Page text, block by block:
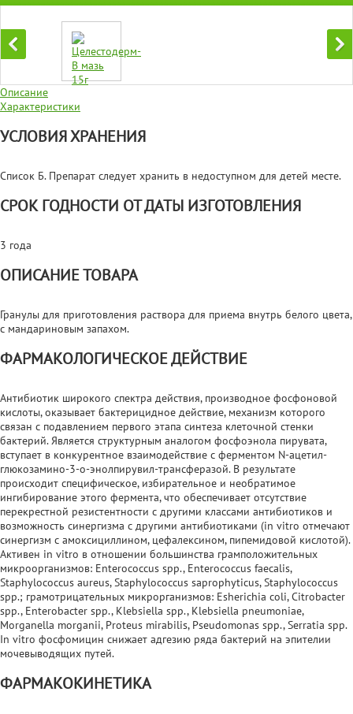
Описание
Характеристики
УСЛОВИЯ ХРАНЕНИЯ
Список Б. Препарат следует хранить в недоступном для детей месте.
СРОК ГОДНОСТИ ОТ ДАТЫ ИЗГОТОВЛЕНИЯ
3 года
ОПИСАНИЕ ТОВАРА
Гранулы для приготовления раствора для приема внутрь белого цвета,
с мандариновым запахом.
ФАРМАКОЛОГИЧЕСКОЕ ДЕЙСТВИЕ
Антибиотик широкого спектра действия, производное фосфоновой
кислоты, оказывает бактерицидное действие, механизм которого
связан с подавлением первого этапа синтеза клеточной стенки
бактерий. Является структурным аналогом фосфоэнола пирувата,
вступает в конкурентное взаимодействие с ферментом N-ацетил-
глюкозамино-3-о-энолпирувил-трансферазой. В результате
происходит специфическое, избирательное и необратимое
ингибирование этого фермента, что обеспечивает отсутствие
перекрестной резистентности с другими классами антибиотиков и
возможность синергизма с другими антибиотиками (in vitro отмечают
синергизм с амоксициллином, цефалексином, пипемидовой кислотой).
Активен in vitro в отношении большинства грамположительных
микроорганизмов: Enterococcus spp., Enterococcus faecalis,
Staphylococcus aureus, Staphylococcus saprophyticus, Staphylococcus
spp.; грамотрицательных микрорганизмов: Еsherichia coli, Citrobacter
spp., Enterobacter spp., Klebsiella spp., Klebsiella pneumoniae,
Morganella morganii, Proteus mirabilis, Pseudomonas spp., Serratia spp.
In vitro фосфомицин снижает адгезию ряда бактерий на эпителии
мочевыводящих путей.
ФАРМАКОКИНЕТИКА